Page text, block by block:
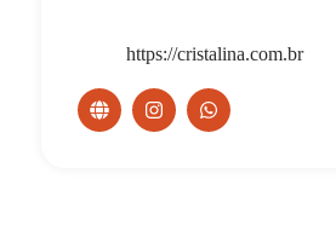
https://cristalina.com.br